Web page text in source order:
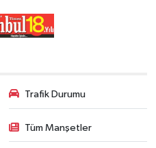
Trafik Durumu
Tüm Manşetler